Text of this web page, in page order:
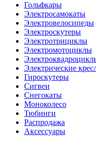
Гольфкары
Электросамокаты
Электровелосипеды
Электроскутеры
Электротрициклы
Электромотоциклы
Электрические
Гироскутеры
Сигвеи
Снегокаты
Моноколесо
Тюбинги
Распродажа
Аксессуары